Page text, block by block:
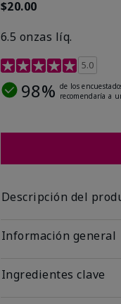
$20.00
6.5 onzas líq.
Calificación de clientes
5.0
98% de los
recomendaría a
Descripción del
Información general
Ingredientes clave